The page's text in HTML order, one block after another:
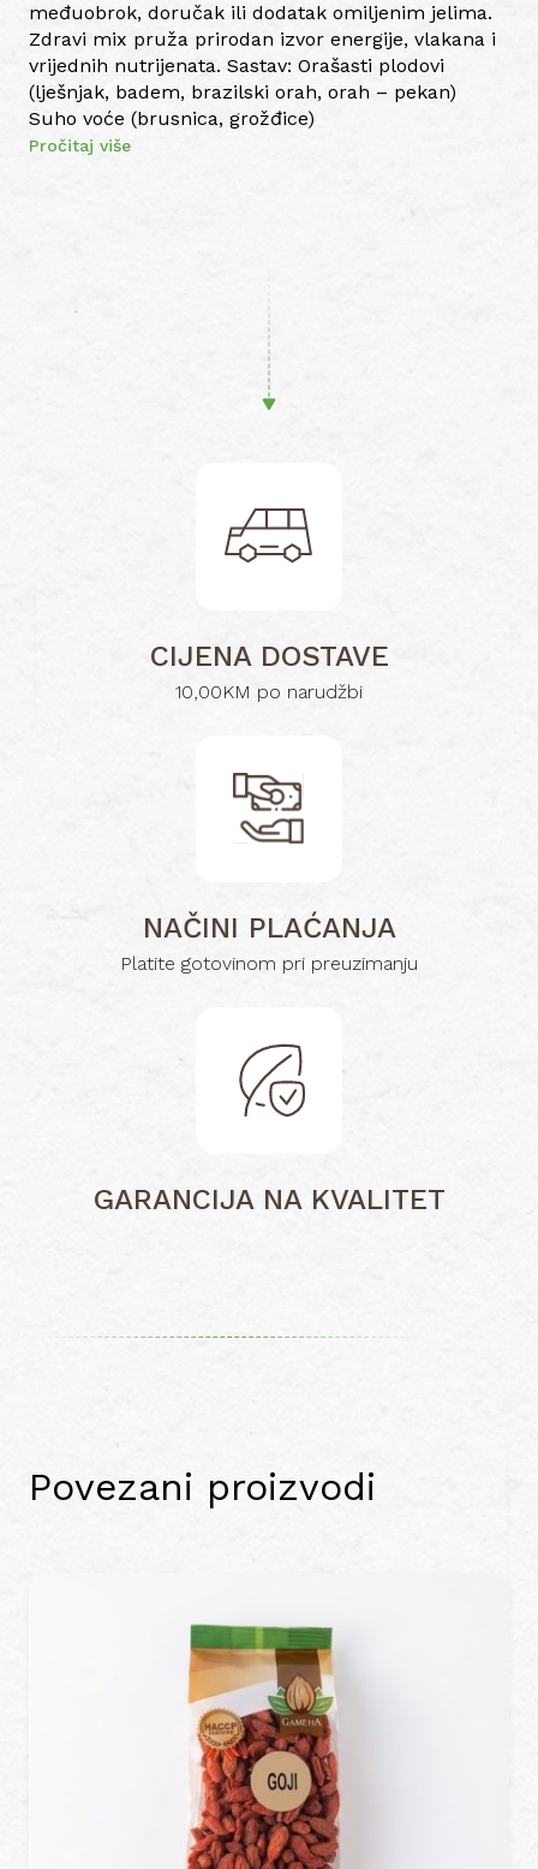
međuobrok, doručak ili dodatak omiljenim jelima.
Zdravi mix pruža prirodan izvor energije, vlakana i
vrijednih nutrijenata. Sastav: Orašasti plodovi
(lješnjak, badem, brazilski orah, orah – pekan)
Suho voće (brusnica, grožđice)
Pročitaj više
CIJENA DOSTAVE
10,00KM po narudžbi
NAČINI PLAĆANJA
Platite gotovinom pri preuzimanju
GARANCIJA NA KVALITET
Povezani proizvodi